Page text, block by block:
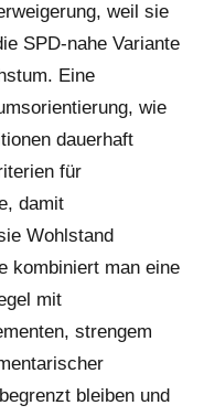
weil sie
SPD-nahe Variante
Eine
wie
dauerhaft
für
damit
Wohlstand
kombiniert man eine
mit
strengem
bleiben und